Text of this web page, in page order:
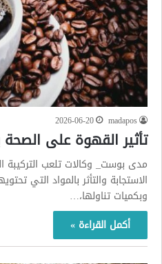
madapos
2026-06-20
تأثير القهوة على
مدى بوست_ وكالات تلعب التركيبة
الاستجابة والتأثر بالمواد التي
وبكميات تناولها،…
أكمل القراءة »